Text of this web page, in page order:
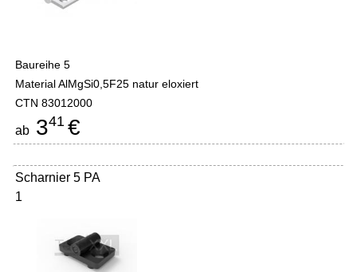
Baureihe 5
Material AlMgSi0,5F25 natur eloxiert
CTN 83012000
ab 341 €
Scharnier 5 PA
1